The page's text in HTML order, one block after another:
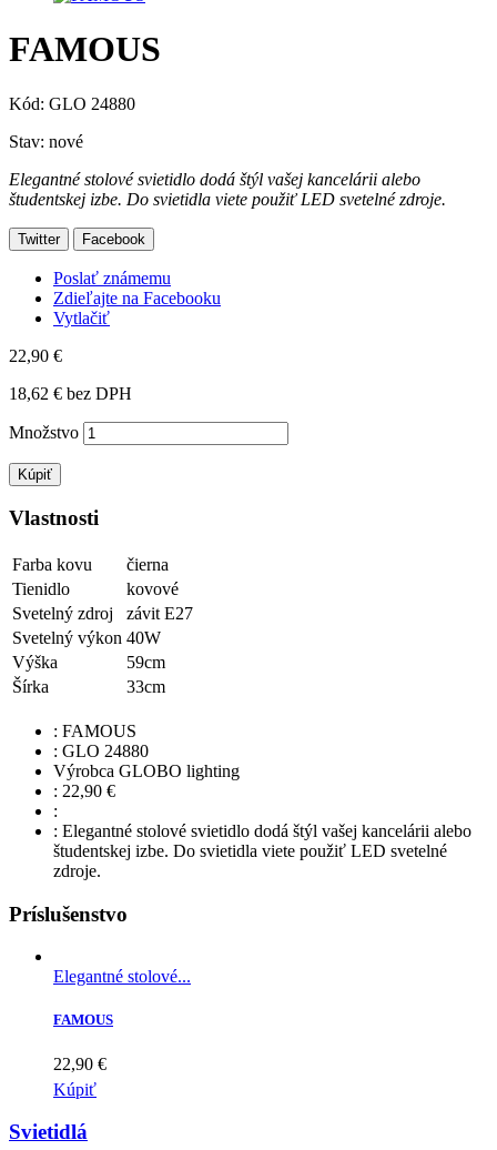
FAMOUS
Kód: GLO 24880
Stav: nové
Elegantné stolové svietidlo dodá štýl vašej kancelárii alebo
študentskej izbe. Do svietidla viete použiť LED svetelné zdroje.
Twitter Facebook
Poslať známemu
Zdieľajte na Facebooku
Vytlačiť
22,90 €
18,62 € bez DPH
Množstvo
Kúpiť
Vlastnosti
Farba kovu
čierna
Tienidlo
kovové
Svetelný zdroj
závit E27
Svetelný výkon 40W
Výška
59cm
Šírka
33cm
: FAMOUS
: GLO 24880
Výrobca GLOBO lighting
: 22,90 €
:
: Elegantné stolové svietidlo dodá štýl vašej kancelárii alebo
študentskej izbe. Do svietidla viete použiť LED svetelné
zdroje.
Príslušenstvo
Elegantné stolové...
FAMOUS
22,90 €
Kúpiť
Svietidlá